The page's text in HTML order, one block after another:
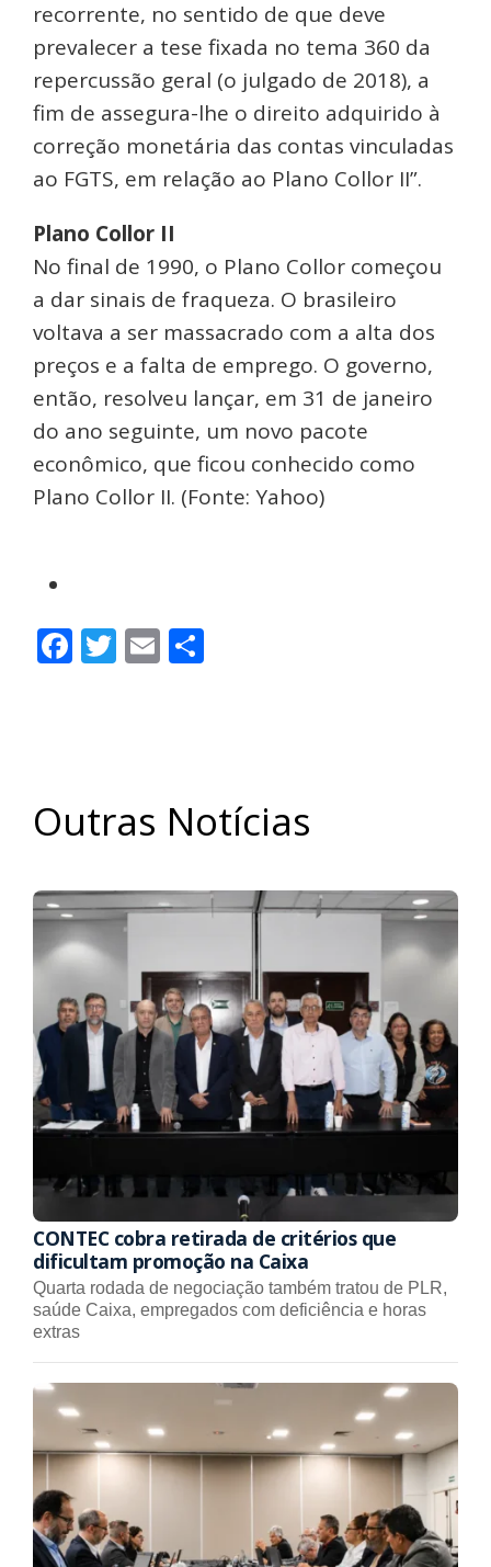
recorrente, no sentido de que deve
prevalecer a tese fixada no tema 360 da
repercussão geral (o julgado de 2018), a
fim de assegura-lhe o direito adquirido à
correção monetária das contas vinculadas
ao FGTS, em relação ao Plano Collor II”.
Plano Collor II
No final de 1990, o Plano Collor começou
a dar sinais de fraqueza. O brasileiro
voltava a ser massacrado com a alta dos
preços e a falta de emprego. O governo,
então, resolveu lançar, em 31 de janeiro
do ano seguinte, um novo pacote
econômico, que ficou conhecido como
Plano Collor II. (Fonte: Yahoo)
Facebook
Twitter
Email
Outras Notícias
CONTEC cobra retirada de critérios que
dificultam promoção na Caixa
Quarta rodada de negociação também tratou de PLR,
saúde Caixa, empregados com deficiência e horas
extras